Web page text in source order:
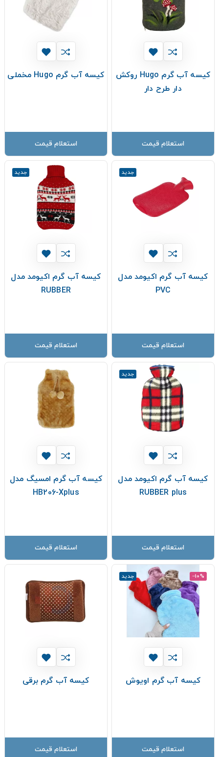
کیسه آب گرم Hugo روکش
دار طرح دار
استعلام قیمت
کیسه آب گرم Hugo مخملی
استعلام قیمت
جدید
کیسه آب گرم اکیومد مدل
PVC
استعلام قیمت
جدید
کیسه آب گرم اکیومد مدل
RUBBER
استعلام قیمت
جدید
کیسه آب گرم اکیومد مدل
RUBBER plus
استعلام قیمت
کیسه آب گرم امسیگ مدل
HB206-Xplus
استعلام قیمت
جدید ‎−10%
کیسه آب گرم اویوش
استعلام قیمت
کیسه آب گرم برقی
استعلام قیمت